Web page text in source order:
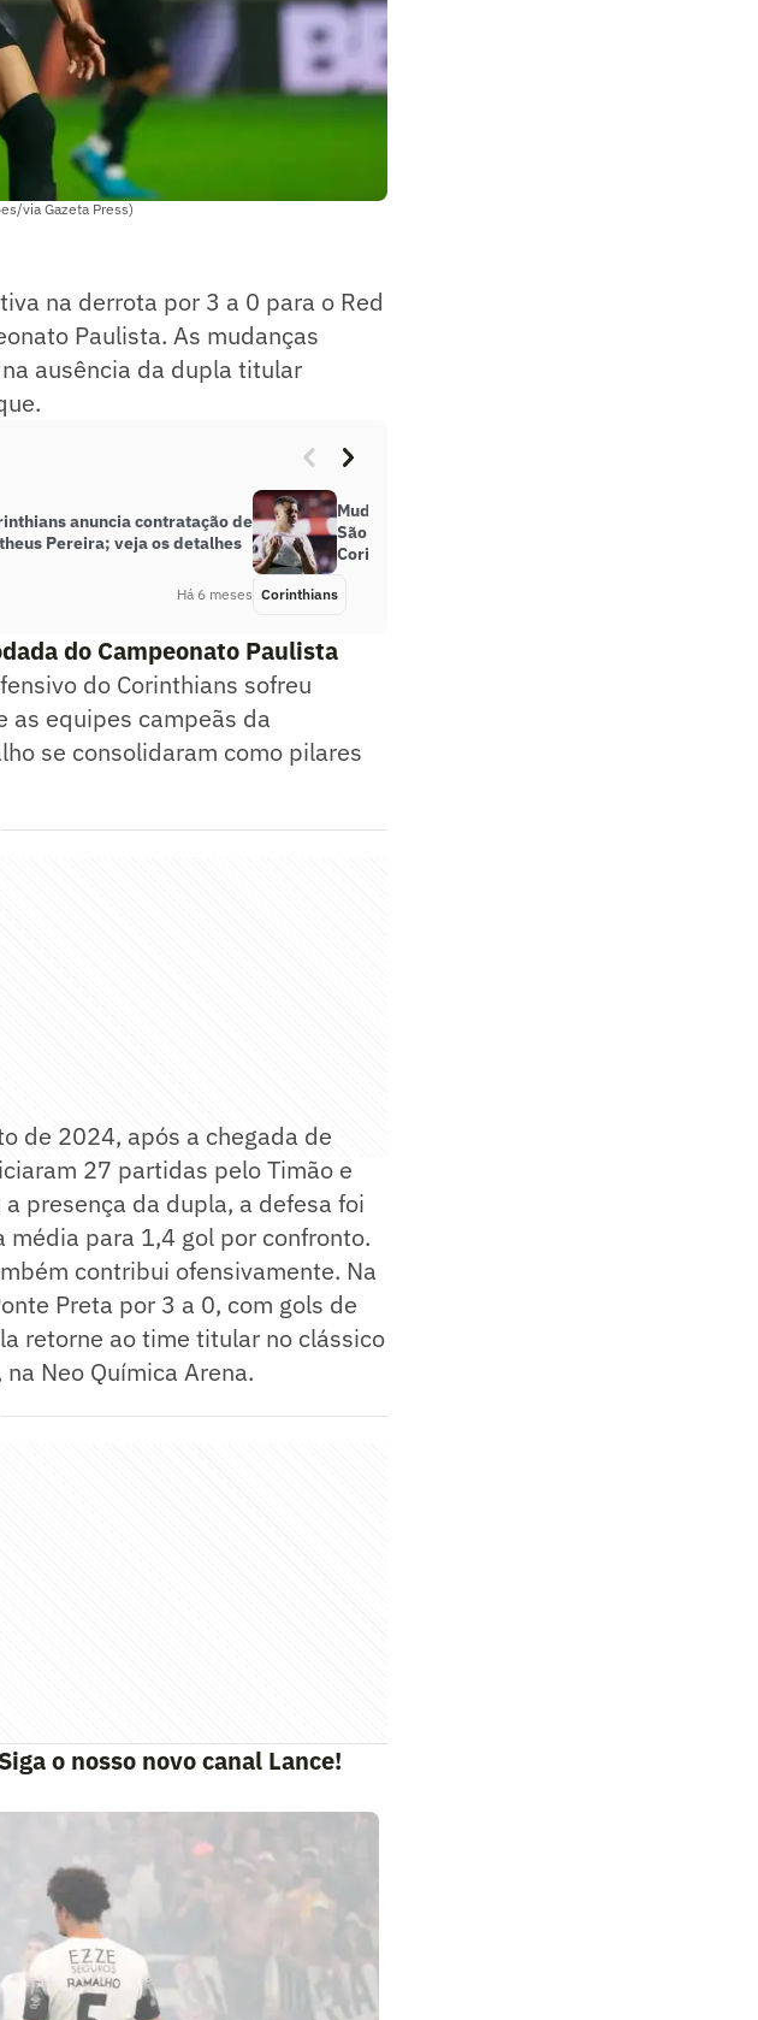
via Gazeta Press)
na derrota por 3 a 0 para o Red
Paulista. As mudanças
ausência da dupla titular
anuncia contratação de
Pereira; veja os detalhes
Há 6 meses
Mudança de posição e parceria no
São Paulo explicam busca do
Corinthians por Alisson
Corinthians
do Campeonato Paulista
do Corinthians sofreu
as equipes campeãs da
se consolidaram como pilares
de 2024, após a chegada de
27 partidas pelo Timão e
presença da dupla, a defesa foi
para 1,4 gol por confronto.
contribui ofensivamente. Na
Preta por 3 a 0, com gols de
retorne ao time titular no clássico
Neo Química Arena.
o nosso novo canal Lance!